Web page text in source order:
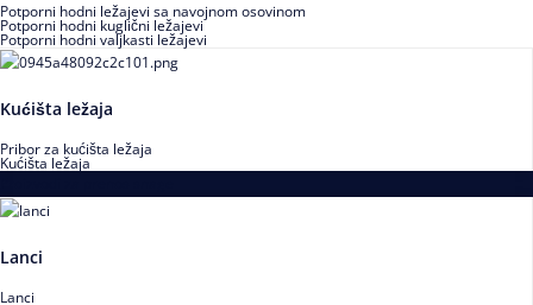
Potporni hodni ležajevi sa navojnom osovinom
Potporni hodni kuglični ležajevi
Potporni hodni valjkasti ležajevi
Kućišta ležaja
Pribor za kućišta ležaja
Kućišta ležaja
Lanci
Lanci